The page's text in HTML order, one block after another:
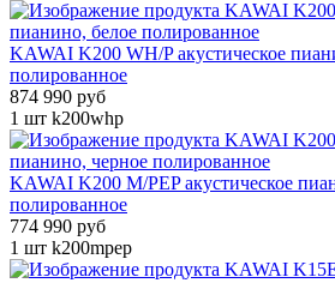
KAWAI K200 WH/P акустическое
полированное
874 990 руб
1 шт k200whp
KAWAI K200 M/PEP акустическое
полированное
774 990 руб
1 шт k200mpep